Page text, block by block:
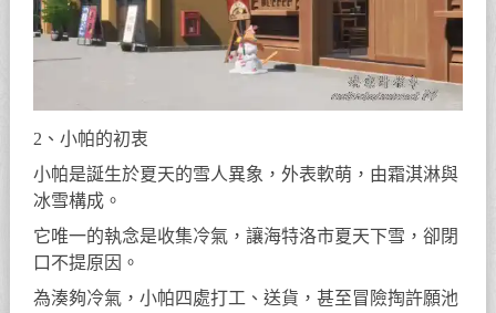
2、小帕的初衷
小帕是誕生於夏天的雪人異象，外表軟萌，由霜淇淋與
冰雪構成。
它唯一的執念是收集冷氣，讓海特洛市夏天下雪，卻閉
口不提原因。
為湊夠冷氣，小帕四處打工、送貨，甚至冒險掏許願池